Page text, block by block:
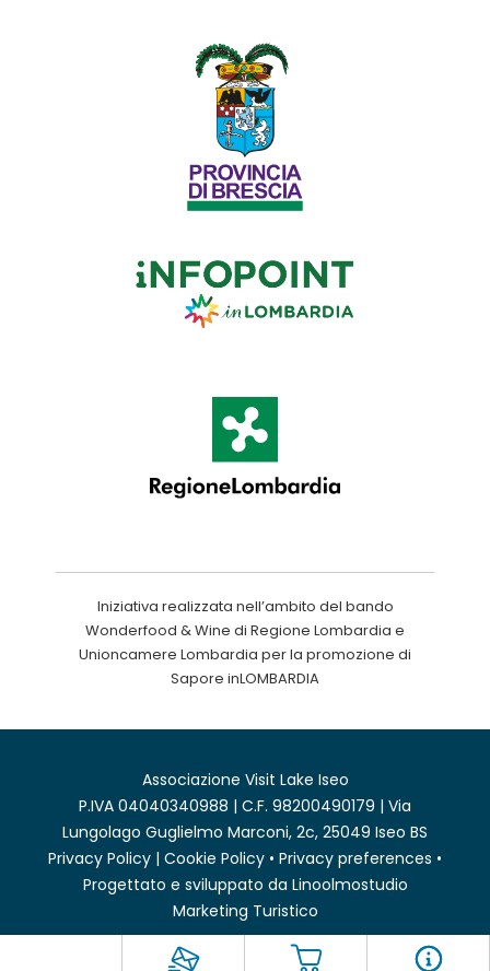
Iniziativa realizzata nell’ambito del bando
Wonderfood & Wine di Regione Lombardia e
Unioncamere Lombardia per la promozione di
Sapore inLOMBARDIA
Associazione Visit Lake Iseo
P.IVA 04040340988 | C.F. 98200490179 | Via
Lungolago Guglielmo Marconi, 2c, 25049 Iseo BS
Privacy Policy | Cookie Policy • Privacy preferences •
Progettato e sviluppato da Linoolmostudio
Marketing Turistico